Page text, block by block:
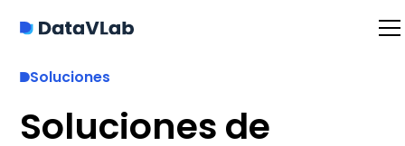
Soluciones
Soluciones de